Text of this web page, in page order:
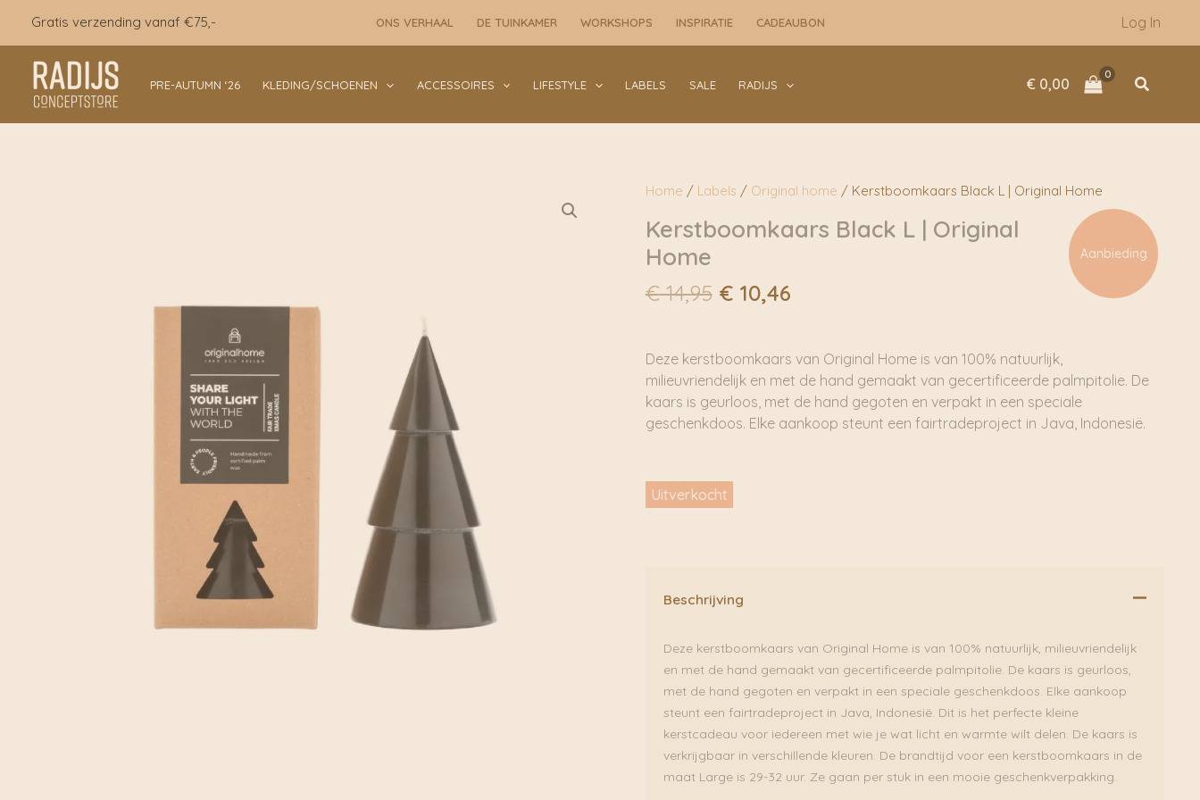
inhoud
Gratis verzending vanaf €75,- ONS VERHAAL DE TUINKAMER WORKSHOPS INSPIRATIE CADEAUBON Log In
PRE-AUTUMN ‘26 KLEDING/SCHOENEN ACCESSOIRES LIFESTYLE LABELS SALE RADIJS € 0,00 Zoeken
Home / Labels / Original home / Kerstboomkaars Black L | Original Home
Aanbieding
Kerstboomkaars Black L | Original
Home
€14,95 Oorspronkelijke
prijs
€ 14,95.
€10,46Huidige
€ 10,46.
Deze kerstboomkaars van Original Home is van 100% natuurlijk,
milieuvriendelijk en met de hand gemaakt van gecertificeerde palmpitolie. De
kaars is geurloos, met de hand gegoten en verpakt in een speciale
geschenkdoos. Elke aankoop steunt een fairtradeproject in Java, Indonesië.
Uitverkocht
Beschrijving
Deze kerstboomkaars van Original Home is van 100% natuurlijk, milieuvriendelijk
en met de hand gemaakt van gecertificeerde palmpitolie. De kaars is geurloos,
met de hand gegoten en verpakt in een speciale geschenkdoos. Elke aankoop
steunt een fairtradeproject in Java, Indonesië. Dit is het perfecte kleine
kerstcadeau voor iedereen met wie je wat licht en warmte wilt delen. De kaars is
verkrijgbaar in verschillende kleuren. De brandtijd voor een kerstboomkaars in de
maat Large is 29-32 uur. Ze gaan per stuk in een mooie geschenkverpakking.